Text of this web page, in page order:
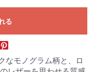
る
なモノグラム柄と、ロ